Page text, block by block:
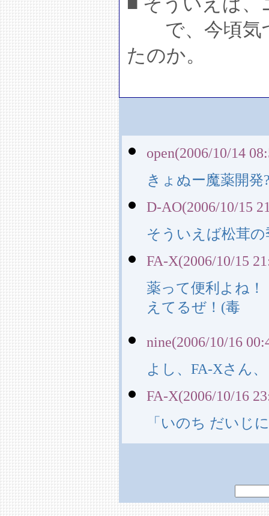
で、今頃気
たのか。
open(2006/10/14
きょぬー魔薬開
D-AO(2006/10/15
そういえば松茸
FA-X(2006/10/15
薬って便利よね
えてるぜ！(毒
nine(2006/10/16
よし、FA-Xさん
FA-X(2006/10/16
「いのち だいじ